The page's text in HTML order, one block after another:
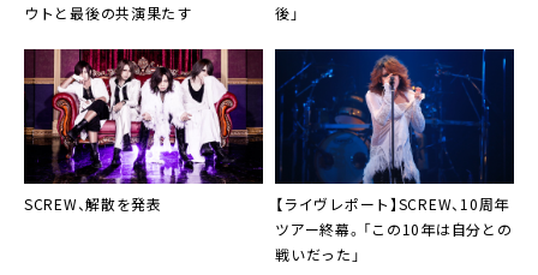
ウト と最後の共演果たす
後」
SCREW、解散を発表 【ライヴレポート】SCREW、10周年
ツアー終幕。「この10年は自分との
戦いだった」